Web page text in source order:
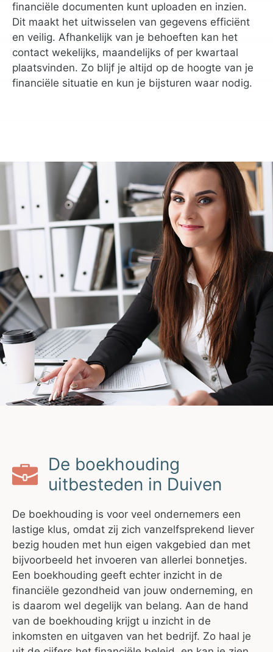
financiële documenten kunt uploaden en inzien.
Dit maakt het uitwisselen van gegevens efficiënt
en veilig. Afhankelijk van je behoeften kan het
contact wekelijks, maandelijks of per kwartaal
plaatsvinden. Zo blijf je altijd op de hoogte van je
financiële situatie en kun je bijsturen waar nodig.
De boekhouding
uitbesteden in Duiven
De boekhouding is voor veel ondernemers een
lastige klus, omdat zij zich vanzelfsprekend liever
bezig houden met hun eigen vakgebied dan met
bijvoorbeeld het invoeren van allerlei bonnetjes.
Een boekhouding geeft echter inzicht in de
financiële gezondheid van jouw onderneming, en
is daarom wel degelijk van belang. Aan de hand
van de boekhouding krijgt u inzicht in de
inkomsten en uitgaven van het bedrijf. Zo haal je